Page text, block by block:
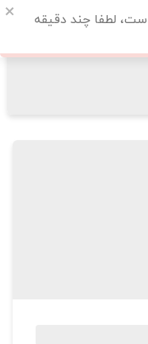
لطفا چند دقیقه